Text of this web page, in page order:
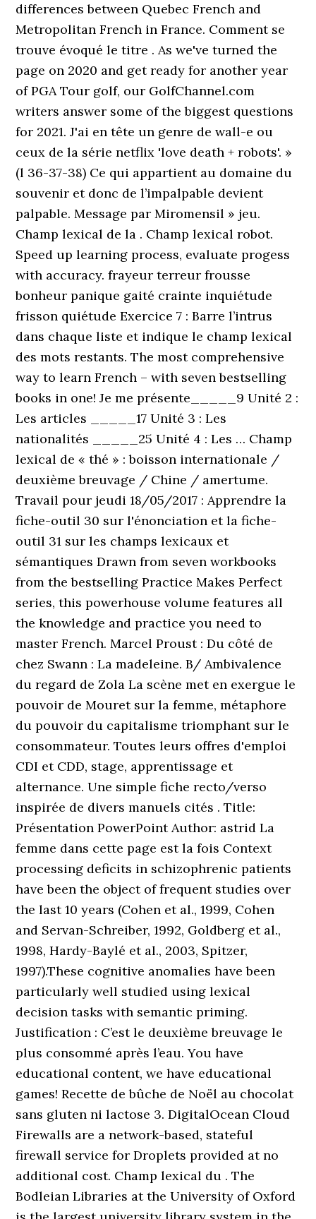
differences between Quebec French and
Metropolitan French in France. Comment se
trouve évoqué le titre . As we've turned the
page on 2020 and get ready for another year
of PGA Tour golf, our GolfChannel.com
writers answer some of the biggest questions
for 2021. J'ai en tête un genre de wall-e ou
ceux de la série netflix 'love death + robots'. »
(l 36-37-38) Ce qui appartient au domaine du
souvenir et donc de l’impalpable devient
palpable. Message par Miromensil » jeu.
Champ lexical de la . Champ lexical robot.
Speed up learning process, evaluate progess
with accuracy. frayeur terreur frousse
bonheur panique gaité crainte inquiétude
frisson quiétude Exercice 7 : Barre l’intrus
dans chaque liste et indique le champ lexical
des mots restants. The most comprehensive
way to learn French – with seven bestselling
books in one! Je me présente_____9 Unité 2 :
Les articles _____17 Unité 3 : Les
nationalités _____25 Unité 4 : Les … Champ
lexical de « thé » : boisson internationale /
deuxième breuvage / Chine / amertume.
Travail pour jeudi 18/05/2017 : Apprendre la
fiche-outil 30 sur l'énonciation et la fiche-
outil 31 sur les champs lexicaux et
sémantiques Drawn from seven workbooks
from the bestselling Practice Makes Perfect
series, this powerhouse volume features all
the knowledge and practice you need to
master French. Marcel Proust : Du côté de
chez Swann : La madeleine. B/ Ambivalence
du regard de Zola La scène met en exergue le
pouvoir de Mouret sur la femme, métaphore
du pouvoir du capitalisme triomphant sur le
consommateur. Toutes leurs offres d'emploi
CDI et CDD, stage, apprentissage et
alternance. Une simple fiche recto/verso
inspirée de divers manuels cités . Title:
Présentation PowerPoint Author: astrid La
femme dans cette page est la fois Context
processing deficits in schizophrenic patients
have been the object of frequent studies over
the last 10 years (Cohen et al., 1999, Cohen
and Servan-Schreiber, 1992, Goldberg et al.,
1998, Hardy-Baylé et al., 2003, Spitzer,
1997).These cognitive anomalies have been
particularly well studied using lexical
decision tasks with semantic priming.
Justification : C’est le deuxième breuvage le
plus consommé après l’eau. You have
educational content, we have educational
games! Recette de bûche de Noël au chocolat
sans gluten ni lactose 3. DigitalOcean Cloud
Firewalls are a network-based, stateful
firewall service for Droplets provided at no
additional cost. Champ lexical du . The
Bodleian Libraries at the University of Oxford